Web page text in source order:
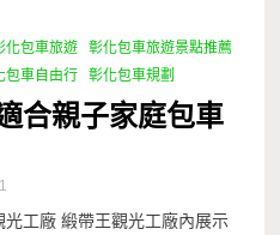
化包車旅遊
彰化包車旅遊景點推薦
包車自由行 彰化包車規劃
合親子家庭包車
工廠 緞帶王觀光工廠內展示